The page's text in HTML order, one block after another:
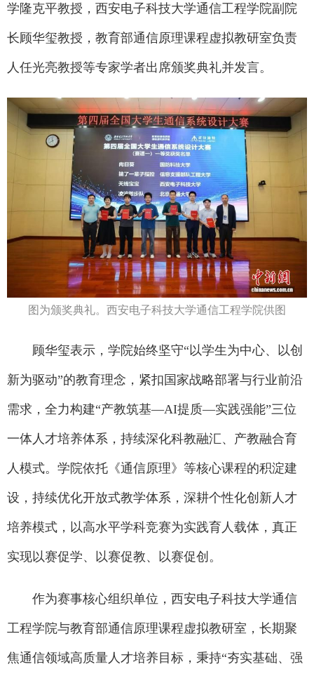
学隆克平教授，西安电子科技大学通信工程学院副院
长顾华玺教授，教育部通信原理课程虚拟教研室负责
人任光亮教授等专家学者出席颁奖典礼并发言。
图为颁奖典礼。西安电子科技大学通信工程学院供图
顾华玺表示，学院始终坚守“以学生为中心、以创
新为驱动”的教育理念，紧扣国家战略部署与行业前沿
需求，全力构建“产教筑基—AI提质—实践强能”三位
一体人才培养体系，持续深化科教融汇、产教融合育
人模式。学院依托《通信原理》等核心课程的积淀建
设，持续优化开放式教学体系，深耕个性化创新人才
培养模式，以高水平学科竞赛为实践育人载体，真正
实现以赛促学、以赛促教、以赛促创。
作为赛事核心组织单位，西安电子科技大学通信
工程学院与教育部通信原理课程虚拟教研室，长期聚
焦通信领域高质量人才培养目标，秉持“夯实基础、强